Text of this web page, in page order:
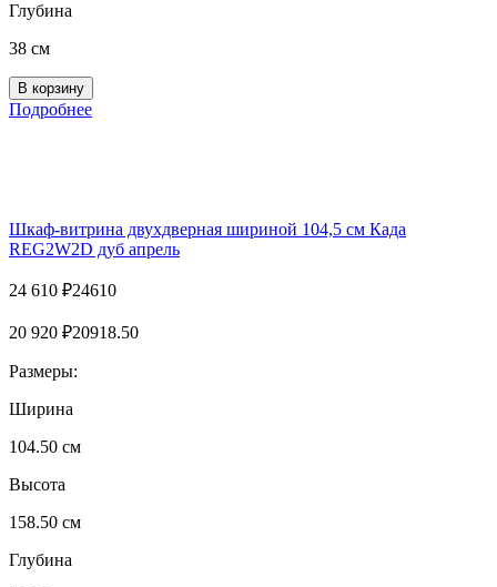
Глубина
38 см
Подробнее
Шкаф-витрина двухдверная шириной 104,5 см Када
REG2W2D дуб апрель
24 610 ₽24610
20 920 ₽20918.50
Размеры:
Ширина
104.50 см
Высота
158.50 см
Глубина